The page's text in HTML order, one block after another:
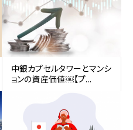
中銀カプセルタワーとマンシ
ョンの資産価値￼【プ...